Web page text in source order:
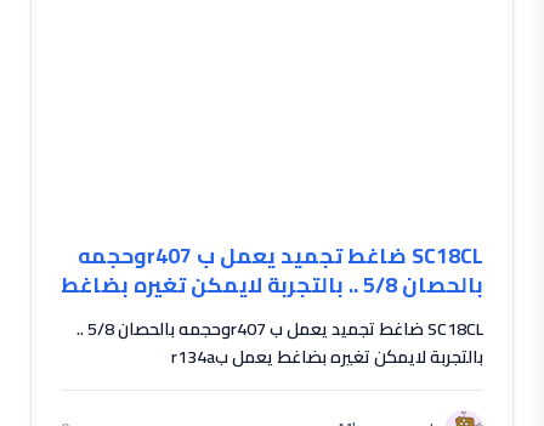
SC18CL ضاغط تجميد يعمل ب r407وحجمه
بالحصان 5/8 .. بالتجربة لايمكن تغيره بضاغط
يعمل بr134a
SC18CL ضاغط تجميد يعمل ب r407وحجمه بالحصان 5/8 ..
بالتجربة لايمكن تغيره بضاغط يعمل بr134a